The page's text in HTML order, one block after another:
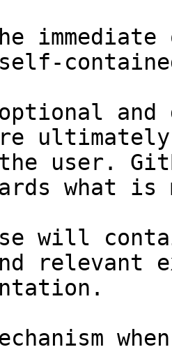
and
user.
what
will
relevant